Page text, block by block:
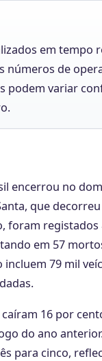
em tempo
números de
podem variar
encerrou no
que
foram registados
em 57
79 mil
16 por
do ano
para cinco,